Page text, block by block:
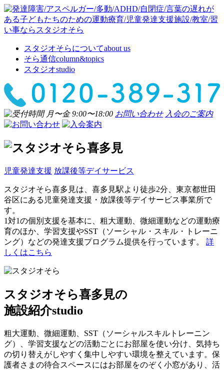
スタジオそらについてabout us
そら通信column&topics
スタジオstudio
お問い合わせ 入会のご案内
児童発達支援 放課後等デイサービス
スタジオそら喜多見は、喜多見駅より徒歩2分、東京都世田
谷区にある児童発達支援・放課後等デイサービス事業所で
す。
1対1の個別支援を基本に、粗大運動、微細運動などの運動療
育のほか、学習支援やSST（ソーシャル・スキル・トレーニ
ング）などの発達支援プログラム提供を行っています。 詳
しくはこちら
スタジオそら喜多見の
施設紹介studio
粗大運動、微細運動、SST（ソーシャルスキルトレーニン
グ）、学習支援などの活動ごとにお部屋を使い分け、気持ち
の切り替えがしやすく集中しやすい環境を整えています。保
護者さまの待合スペースにはお部屋をのぞく小窓があり、活